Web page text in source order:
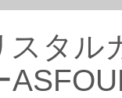
スタル